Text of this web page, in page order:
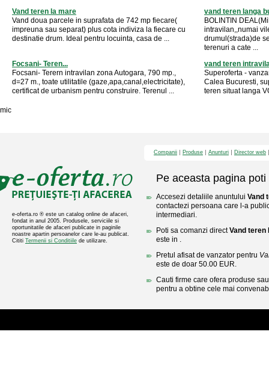
Vand teren la mare
Vand doua parcele in suprafata de 742 mp fiecare(
impreuna sau separat) plus cota indiviza la fiecare cu
destinatie drum. Ideal pentru locuinta, casa de ...
vand teren langa
BOLINTIN
intravilan,,numai
drumul(strada)de
terenuri a cate ...
Focsani- Teren...
Focsani- Terern intravilan zona Autogara, 790 mp.,
d=27 m., toate utilitatile (gaze,apa,canal,electricitate),
certificat de urbanism pentru construire. Terenul ...
vand teren
Superoferta -
Calea Bucuresti,
teren situat langa
mic
e-oferta.ro ® este un catalog online de afaceri,
fondat in anul 2005. Produsele, serviciile si
oportunitatile de afaceri publicate in paginile
noastre apartin persoanelor care le-au publicat.
Cititi Termenii si Conditiile de utilizare.
Companii Produse Anunturi Director web
Pe aceasta pagina poti
Accesezi detaliile anuntului Vand
contactezi persoana care l-a
intermediari.
Poti sa comanzi directVand teren
este in .
Pretul afisat de vanzator pentru
este de doar 50.00 EUR.
Cauti firme care ofera produse
pentru a obtine cele mai